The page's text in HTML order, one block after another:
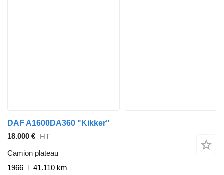
DAF A1600DA360 "Kikker"
18.000 € HT
Camion plateau
1966
41.110 km